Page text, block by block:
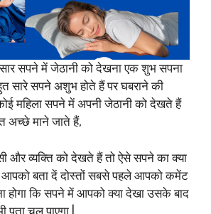
सपने में जेठानी को देखना एक शुभ सपना
सारे सपने अशुभ होते हैं पर घबराने की
महिला सपने में अपनी जेठानी को देखते हैं
अच्छे माने जाते हैं,
और व्यक्ति को देखते हैं तो ऐसे सपने का क्या
आपको बता दें दोस्तों सबसे पहले आपको कमेंट
होगा कि सपने में आपको क्या देखा उसके बाद
चल पाएगा |